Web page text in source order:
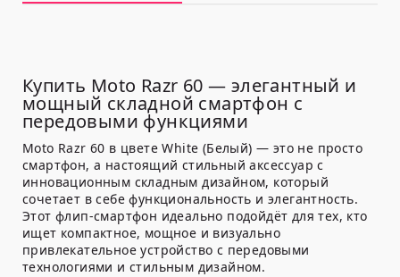
Купить Moto Razr 60 — элегантный и
мощный складной смартфон с
передовыми функциями
Moto Razr 60 в цвете White (Белый) — это не просто
смартфон, а настоящий стильный аксессуар с
инновационным складным дизайном, который
сочетает в себе функциональность и элегантность.
Этот флип-смартфон идеально подойдёт для тех, кто
ищет компактное, мощное и визуально
привлекательное устройство с передовыми
технологиями и стильным дизайном.